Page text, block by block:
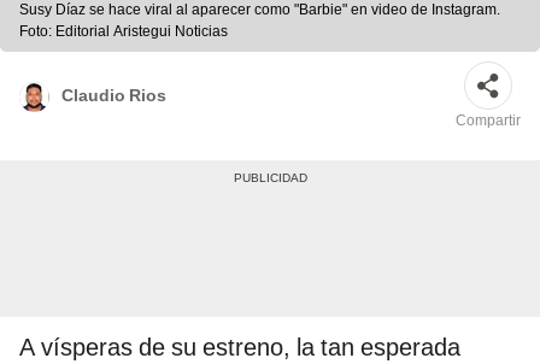
Susy Díaz se hace viral al aparecer como "Barbie" en video de Instagram.
Foto: Editorial Aristegui Noticias
Claudio Rios
Compartir
A vísperas de su estreno, la tan esperada